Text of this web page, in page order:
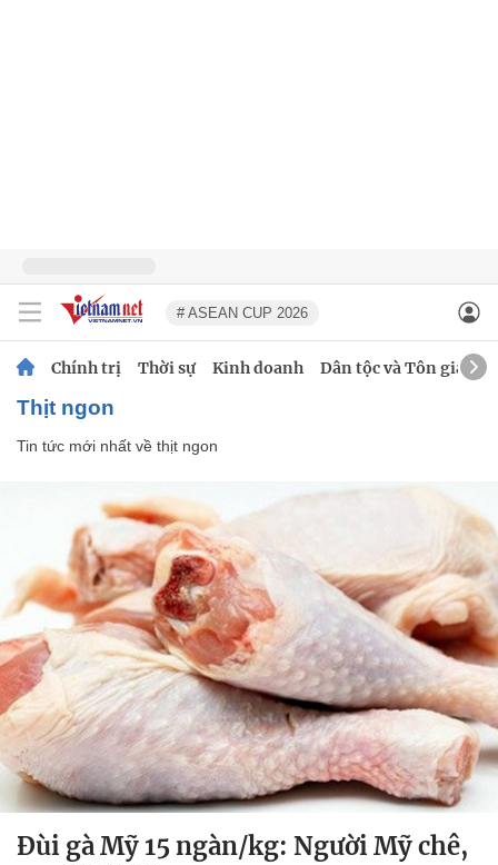
# ASEAN CUP 2026
Chính trị Thời sự Kinh doanh Dân tộc và Tôn giáo
thịt ngon
Tin tức mới nhất về thịt ngon
Đùi gà Mỹ 15 ngàn/kg: Người Mỹ chê,